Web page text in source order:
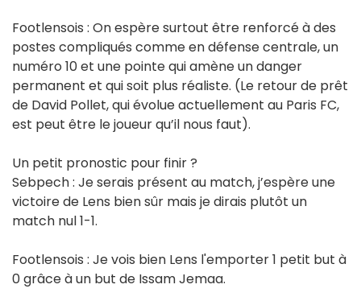
Footlensois : On espère surtout être renforcé à des
postes compliqués comme en défense centrale, un
numéro 10 et une pointe qui amène un danger
permanent et qui soit plus réaliste. (Le retour de prêt
de David Pollet, qui évolue actuellement au Paris FC,
est peut être le joueur qu’il nous faut).
Un petit pronostic pour finir ?
Sebpech : Je serais présent au match, j’espère une
victoire de Lens bien sûr mais je dirais plutôt un
match nul 1-1.
Footlensois : Je vois bien Lens l'emporter 1 petit but à
0 grâce à un but de Issam Jemaa.